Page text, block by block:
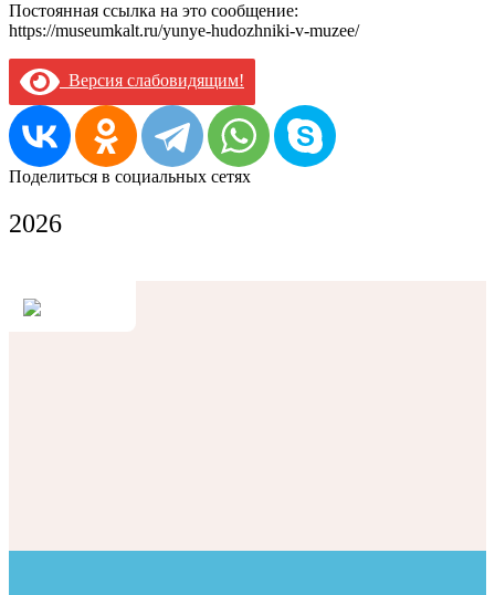
Постоянная ссылка на это сообщение:
https://museumkalt.ru/yunye-hudozhniki-v-muzee/
Версия слабовидящим!
Поделиться в социальных сетях
2026